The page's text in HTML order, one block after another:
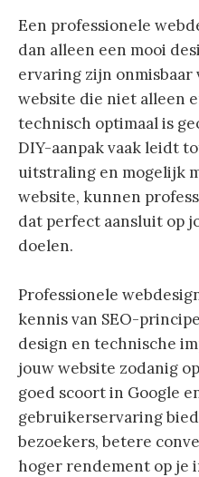
Een professionele
dan alleen een mooi
ervaring zijn
website die niet alleen
technisch optimaal is
DIY-aanpak vaak leidt
uitstraling en mogelijk
website, kunnen
dat perfect aansluit op
doelen.
Professionele
kennis van SEO-
design en technische
jouw website zodanig
goed scoort in Google
gebruikerservaring
bezoekers, betere
hoger rendement op je